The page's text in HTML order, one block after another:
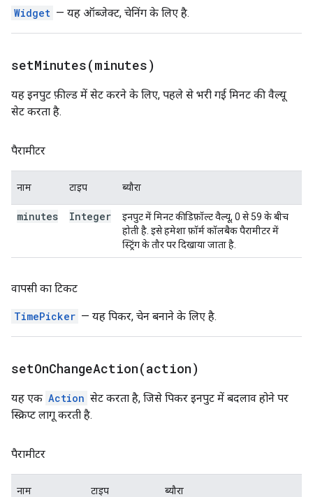
Widget — यह ऑब्जेक्ट, चेनिंग के लिए है.
setMinutes(minutes)
यह इनपुट फ़ील्ड में सेट करने के लिए, पहले से भरी गई मिनट की वैल्यू
सेट करता है.
पैरामीटर
नाम टाइप ब्यौरा
minutes Integer
इनपुट में मिनट की डिफ़ॉल्ट वैल्यू, 0 से 59 के बीच
होती है. इसे हमेशा फ़ॉर्म कॉलबैक पैरामीटर में
स्ट्रिंग के तौर पर दिखाया जाता है.
वापसी का टिकट
TimePicker — यह पिकर, चेन बनाने के लिए है.
setOnChangeAction(action)
यह एक Action सेट करता है, जिसे पिकर इनपुट में बदलाव होने पर
स्क्रिप्ट लागू करती है.
पैरामीटर
नाम टाइप ब्यौरा